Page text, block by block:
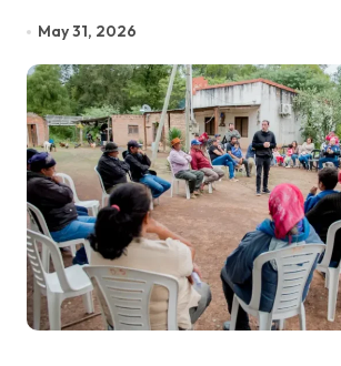
May 31, 2026